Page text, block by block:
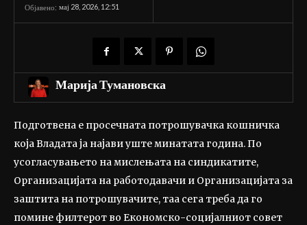
Објавено: мај 28, 2026, 12:51
Марија Тумановска
Подготвена е просечната потрошувачка кошничка
која Владата ја најави уште минатата година. По
усогласувањето на мислењата на синдикатите,
Организацијата на работодавачи и Организацијата за
заштита на потрошувачите, таа сега треба да го
помине филтерот во Економско-социјалниот совет